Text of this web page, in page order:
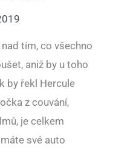
tím, co všechno
aniž by u toho
by řekl Hercule
z couvání,
je celkem
své auto